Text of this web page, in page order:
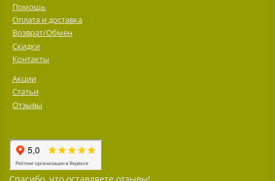
Помощь
Оплата и доставка
Возврат/Обмен
Скидки
Контакты
Акции
Статьи
Отзывы